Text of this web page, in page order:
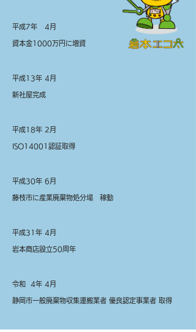
平成7年 4月
資本金1000万円に増資
平成13年 4月
新社屋完成
平成18年 2月
ISO14001認証取得
平成30年 6月
藤枝市に産業廃棄物処分場 稼動
平成31年 4月
岩本商店設立50周年
令和 4年 4月
静岡市一般廃棄物収集運搬業者 優良認定事業者 取得